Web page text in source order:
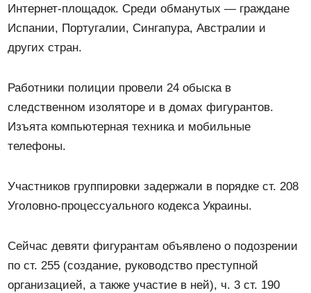
Интернет-площадок. Среди обманутых — граждане
Испании, Португалии, Сингапура, Австралии и
других стран.
Работники полиции провели 24 обыска в
следственном изоляторе и в домах фигурантов.
Изъята компьютерная техника и мобильные
телефоны.
Участников группировки задержали в порядке ст. 208
Уголовно-процессуального кодекса Украины.
Сейчас девяти фигурантам объявлено о подозрении
по ст. 255 (создание, руководство преступной
организацией, а также участие в ней), ч. 3 ст. 190